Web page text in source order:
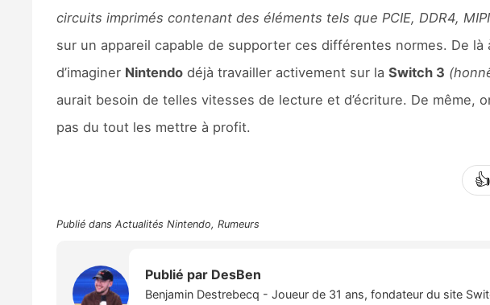
circuits imprimés contenant des éléments tels que PCIE, DDR4,
sur un appareil capable de supporter ces différentes normes. De là
d’imaginer Nintendodéjà travailler activement sur la Switch 3
aurait besoin de telles vitesses de lecture et d’écriture. De même,
pas du tout les mettre à profit.
👍
Publié dans Actualités Nintendo, Rumeurs
Publié par DesBen
Benjamin Destrebecq - Joueur de 31 ans, fondateur du site